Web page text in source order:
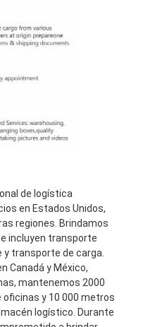
de logística
en Estados Unidos,
regiones. Brindamos
incluyen transporte
y transporte de carga.
Canadá y México,
mantenemos 2000
y 10 000 metros
logístico. Durante